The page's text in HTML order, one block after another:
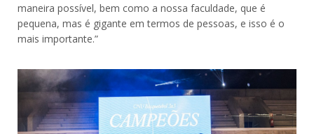
maneira possível, bem como a nossa faculdade, que é
pequena, mas é gigante em termos de pessoas, e isso é o
mais importante.”